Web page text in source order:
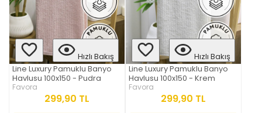
Hızlı Bakış
Line Luxury Pamuklu Banyo
Havlusu 100x150 - Pudra
Favora
299,90 TL
Hızlı Bakış
Line Luxury Pamuklu Banyo
Havlusu 100x150 - Krem
Favora
299,90 TL